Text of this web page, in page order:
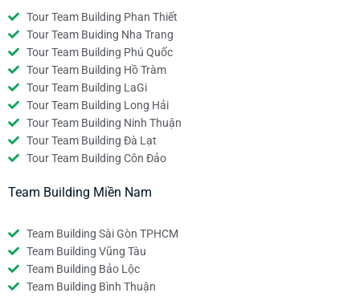
Tour Team Building Phan Thiết
Tour Team Buiding Nha Trang
Tour Team Building Phú Quốc
Tour Team Building Hồ Tràm
Tour Team Building LaGi
Tour Team Building Long Hải
Tour Team Building Ninh Thuận
Tour Team Building Đà Lạt
Tour Team Building Côn Đảo
Team Building Miền Nam
Team Building Sài Gòn TPHCM
Team Building Vũng Tàu
Team Building Bảo Lộc
Team Building Bình Thuận